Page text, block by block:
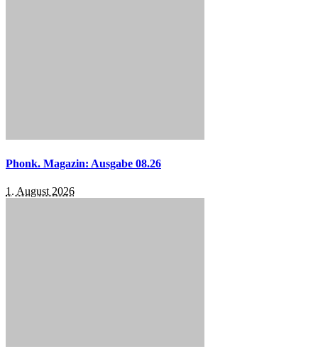
Phonk. Magazin: Ausgabe 08.26
1. August 2026